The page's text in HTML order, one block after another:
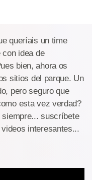
queríais un time
con idea de
bien, ahora os
sitios del parque. Un
pero seguro que
esta vez verdad?
siempre... suscríbete
interesantes...